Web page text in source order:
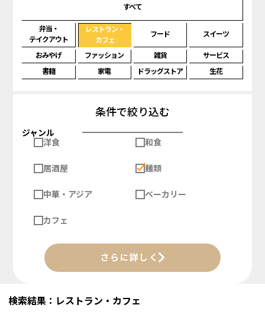
すべて
弁当・
テイクアウト
レストラン・
カフェ
フード スイーツ
おみやげ ファッション 雑貨
サービス
書籍
家電 ドラッグストア 生花
条件で絞り込む
ジャンル
洋食
和食
居酒屋 麺類
中華・アジア ベーカリー
カフェ
さらに詳しく
検索結果：レストラン・カフェ